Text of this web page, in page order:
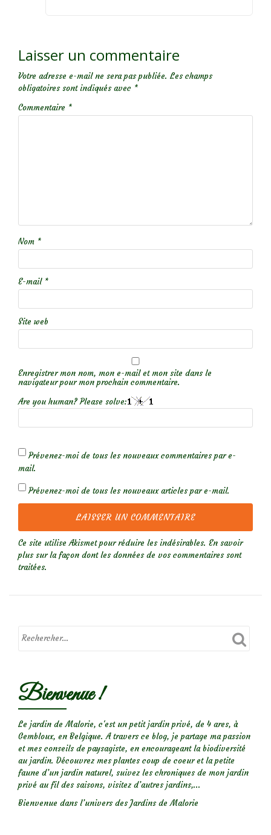
Laisser un commentaire
Votre adresse e-mail ne sera pas publiée. Les champs
obligatoires sont indiqués avec *
Commentaire *
Nom *
E-mail *
Site web
Enregistrer mon nom, mon e-mail et mon site dans le
navigateur pour mon prochain commentaire.
Are you human? Please solve:
Prévenez-moi de tous les nouveaux commentaires par e-
mail.
Prévenez-moi de tous les nouveaux articles par e-mail.
Ce site utilise Akismet pour réduire les indésirables. En savoir
plus sur la façon dont les données de vos commentaires sont
traitées.
Bienvenue !
Le jardin de Malorie, c'est un petit jardin privé, de 4 ares, à
Gembloux, en Belgique. A travers ce blog, je partage ma passion
et mes conseils de paysagiste, en encourageant la biodiversité
au jardin. Découvrez mes plantes coup de coeur et la petite
faune d’un jardin naturel, suivez les chroniques de mon jardin
privé au fil des saisons, visitez d’autres jardins,...
Bienvenue dans l’univers des Jardins de Malorie